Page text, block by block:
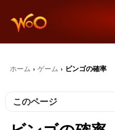
ホーム › ゲーム › ビンゴの確率
このページ